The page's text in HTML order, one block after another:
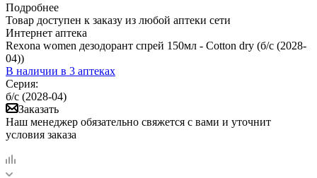
Подробнее
Товар доступен к заказу из любой аптеки сети
Интернет аптека
Rexona women дезодорант спрей 150мл - Cotton dry (б/с (2028-
04))
В наличии в 3 аптеках
Серия:
б/с (2028-04)
Заказать
Наш менеджер обязательно свяжется с вами и уточнит
условия заказа